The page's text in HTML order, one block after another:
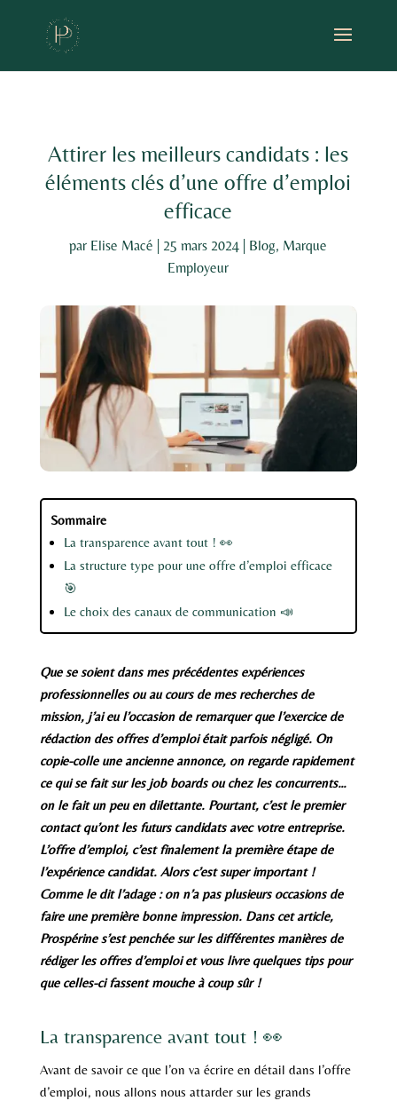
Attirer les meilleurs candidats : les
éléments clés d’une offre d’emploi
efficace
par Elise Macé 25 mars 2024 Blog, Marque
Employeur
Sommaire
La transparence avant tout ! 👀
La structure type pour une offre d’emploi efficace
🎯
Le choix des canaux de communication 📣
Que se soient dans mes précédentes expériences
professionnelles ou au cours de mes recherches de
mission, j’ai eu l’occasion de remarquer que l’exercice de
rédaction des offres d’emploi était parfois négligé. On
copie-colle une ancienne annonce, on regarde rapidement
ce qui se fait sur les job boards ou chez les concurrents…
on le fait un peu en dilettante. Pourtant, c’est le premier
contact qu’ont les futurs candidats avec votre entreprise.
L’offre d’emploi, c’est finalement la première étape de
l’expérience candidat. Alors c’est super important !
Comme le dit l’adage : on n’a pas plusieurs occasions de
faire une première bonne impression. Dans cet article,
Prospérine s’est penchée sur les différentes manières de
rédiger les offres d’emploi et vous livre quelques tips pour
que celles-ci fassent mouche à coup sûr !
La transparence avant tout ! 👀
Avant de savoir ce que l’on va écrire en détail dans l’offre
d’emploi, nous allons nous attarder sur les grands